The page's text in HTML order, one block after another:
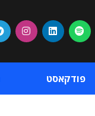
פודקאסט